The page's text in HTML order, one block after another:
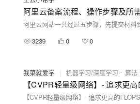
阿里云备案流程、操作步骤及所
3239
0 0
我菜就爱学 | 机器学习/深度学习 算法
【CVPR轻量级网络】- 追求更
【CVPR轻量级网络】- 追求更高的